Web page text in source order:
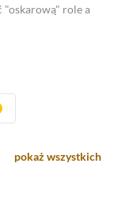
"oskarową" role a
pokaż wszystkich